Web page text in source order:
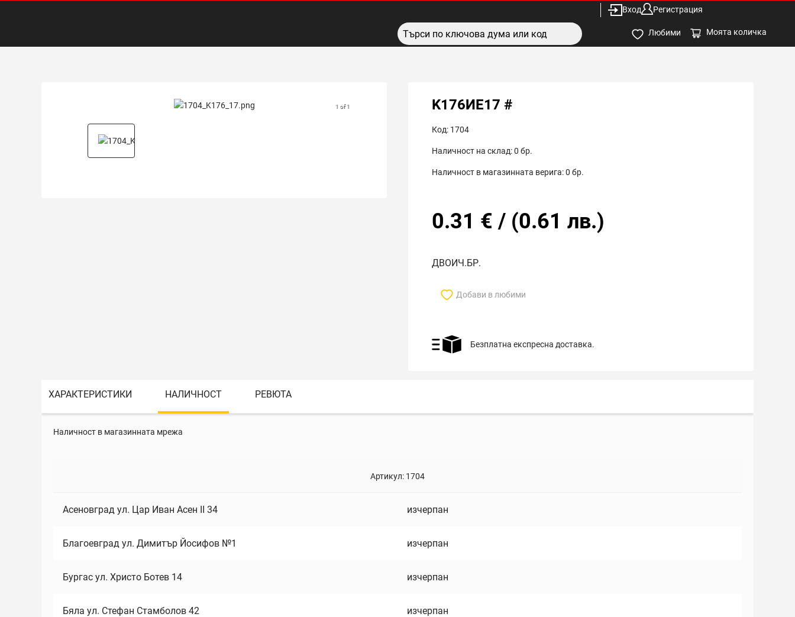
Вход Регистрация
Любими Моята количка
1 of 1 K176ИЕ17 #
Код: 1704
Наличност на склад:0 бр.
Наличност в магазинната верига:0 бр.
0.31 € / (0.61 лв.)
ДВОИЧ.БР.
Добави в любими
Безплатна експресна доставка.
ХАРАКТЕРИСТИКИ НАЛИЧНОСТ РЕВЮТА
Наличност в магазинната мрежа
Артикул: 1704
Асеновград ул. Цар Иван Асен II 34 изчерпан
Благоевград ул. Димитър Йосифов №1 изчерпан
Бургас ул. Христо Ботев 14 изчерпан
Бяла ул. Стефан Стамболов 42 изчерпан